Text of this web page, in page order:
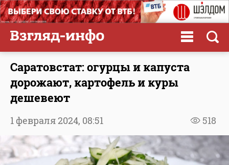
Саратовстат: огурцы и капуста
дорожают, картофель и куры
дешевеют
518
1 февраля 2024, 08:51